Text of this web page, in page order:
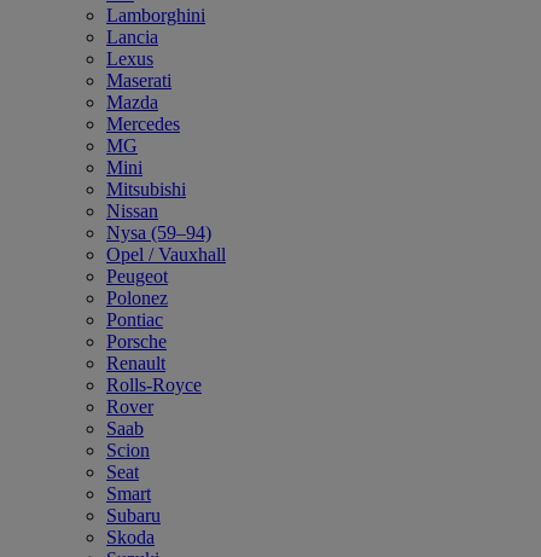
Lamborghini
Lancia
Lexus
Maserati
Mazda
Mercedes
MG
Mini
Mitsubishi
Nissan
Nysa (59–94)
Opel / Vauxhall
Peugeot
Polonez
Pontiac
Porsche
Renault
Rolls-Royce
Rover
Saab
Scion
Seat
Smart
Subaru
Skoda